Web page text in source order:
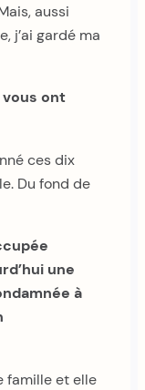
aussi
j’ai gardé ma
ont
ces dix
Du fond de
une
à
famille et elle